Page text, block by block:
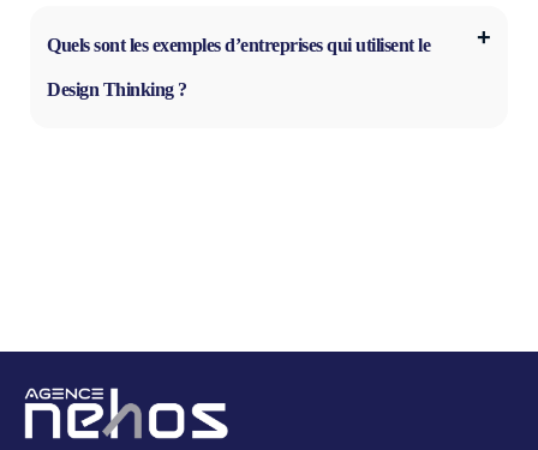
Quels sont les exemples d’entreprises qui utilisent le
Design Thinking ?